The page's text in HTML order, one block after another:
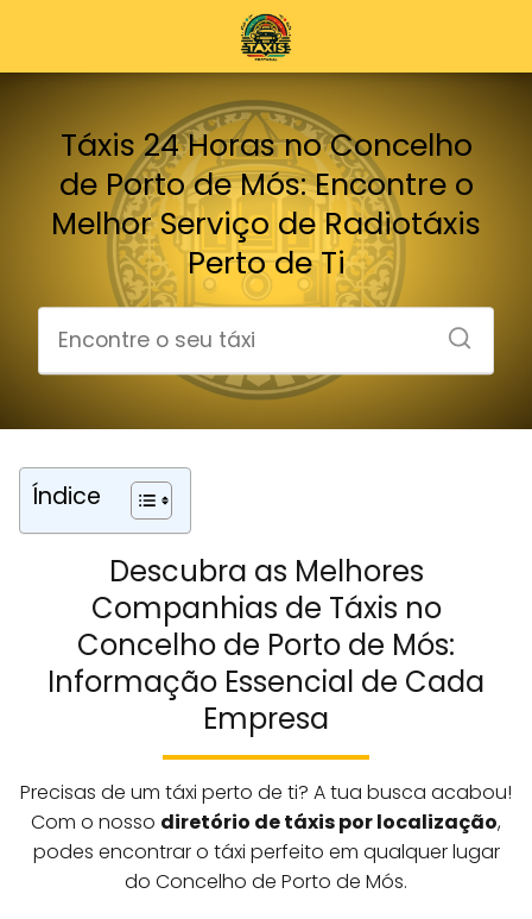
Táxis 24 Horas no Concelho
de Porto de Mós: Encontre o
Melhor Serviço de Radiotáxis
Perto de Ti
Índice
Descubra as Melhores
Companhias de Táxis no
Concelho de Porto de Mós:
Informação Essencial de Cada
Empresa
Precisas de um táxi perto de ti? A tua busca acabou!
Com o nosso diretório de táxis por localização,
podes encontrar o táxi perfeito em qualquer lugar
do Concelho de Porto de Mós.